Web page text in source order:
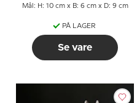
Mål: H: 10 cm x B: 6 cm x D: 9 cm
PÅ LAGER
Se vare